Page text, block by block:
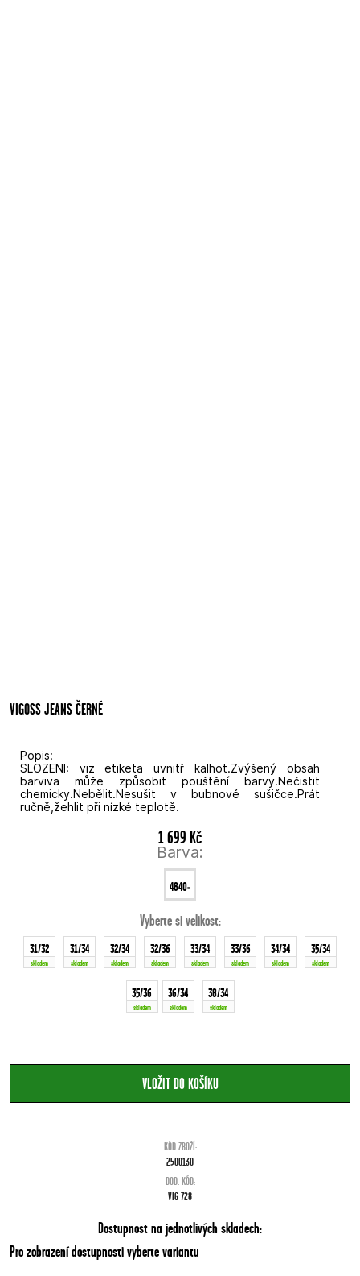
VIGOSS JEANS ČERNÉ
Popis:
SLOZENI: viz etiketa uvnitř kalhot.Zvýšený obsah
barviva může způsobit pouštění barvy.Nečistit
chemicky.Nebělit.Nesušit v bubnové sušičce.Prát
ručně,žehlit při nízké teplotě.
1 699 Kč
Barva:
4840-
A22
Vyberte si velikost:
31/32
skladem
31/34
skladem
32/34
skladem
32/36
skladem
33/34
skladem
33/36
skladem
34/34
skladem
35/34
skladem
35/36
skladem
36/34
skladem
38/34
skladem
KÓD ZBOŽÍ:
2500130
DOD. KÓD:
VIG 728
Dostupnost na jednotlivých skladech:
Pro zobrazení dostupnosti vyberte variantu